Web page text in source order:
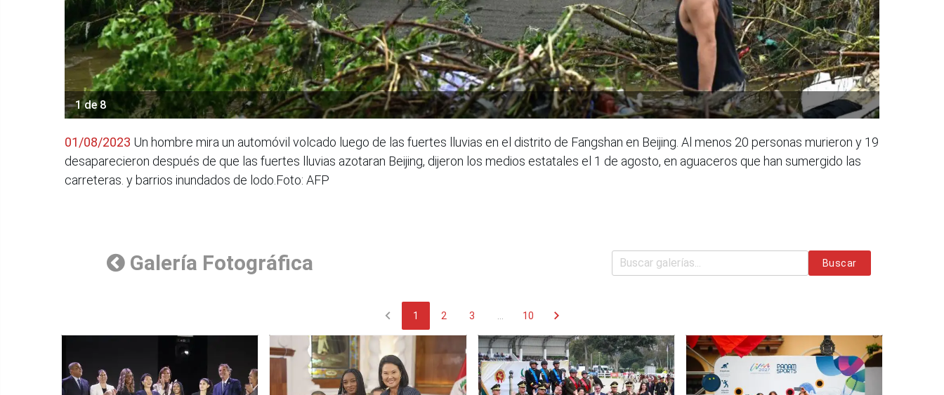
1 de 8
01/08/2023 Un hombre mira un automóvil volcado luego de las fuertes lluvias en el distrito de Fangshan en Beijing. Al menos 20 personas murieron y 19
desaparecieron después de que las fuertes lluvias azotaran Beijing, dijeron los medios estatales el 1 de agosto, en aguaceros que han sumergido las
carreteras. y barrios inundados de lodo.Foto: AFP
Galería Fotográfica Buscar
chevron_left 1 2 3 10 chevron_right